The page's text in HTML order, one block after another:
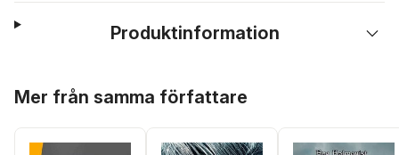
Produktinformation
Mer från samma författare